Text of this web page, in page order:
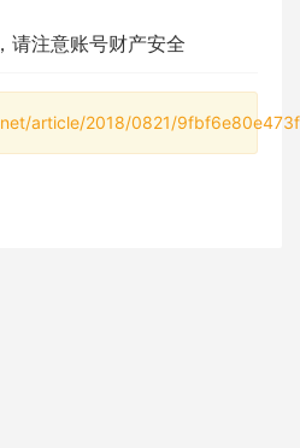
请注意账号财产安全
article/2018/0821/